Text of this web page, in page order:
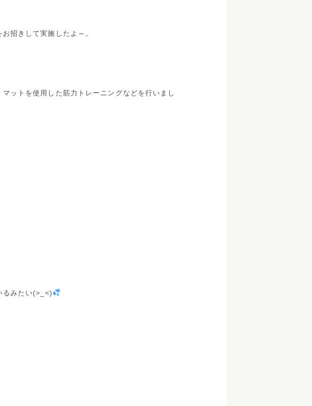
招きして実施したよ～。
ットを使用した筋力トレーニングなどを行いまし
るみたい(>_<)